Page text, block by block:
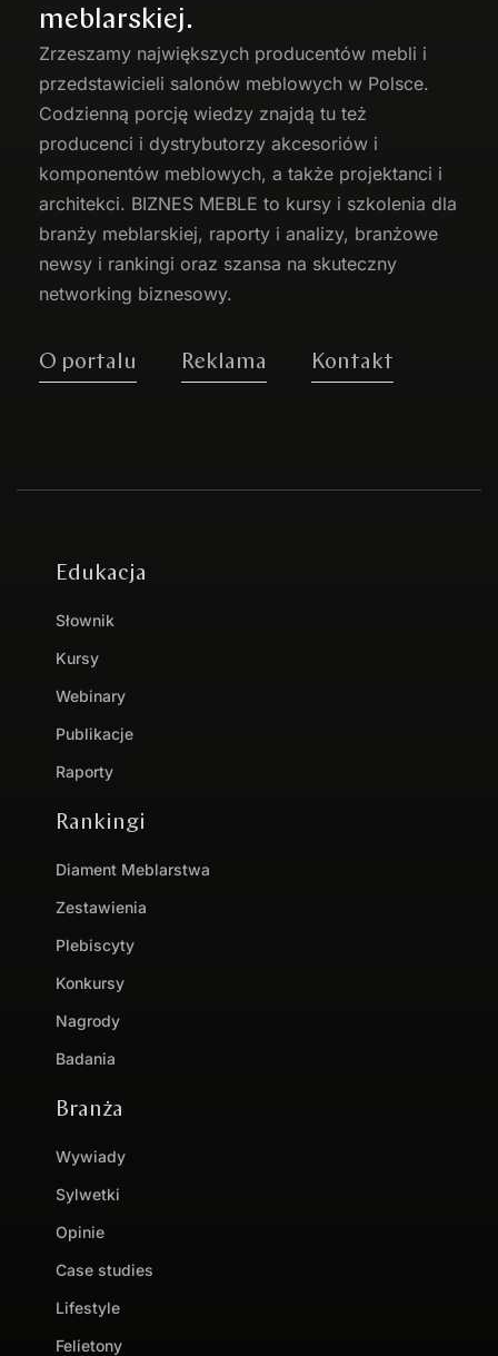
meblarskiej.
Zrzeszamy największych producentów mebli i
przedstawicieli salonów meblowych w Polsce.
Codzienną porcję wiedzy znajdą tu też
producenci i dystrybutorzy akcesoriów i
komponentów meblowych, a także projektanci i
architekci. BIZNES MEBLE to kursy i szkolenia dla
branży meblarskiej, raporty i analizy, branżowe
newsy i rankingi oraz szansa na skuteczny
networking biznesowy.
O portalu Reklama Kontakt
Edukacja
Słownik
Kursy
Webinary
Publikacje
Raporty
Rankingi
Diament Meblarstwa
Zestawienia
Plebiscyty
Konkursy
Nagrody
Badania
Branża
Wywiady
Sylwetki
Opinie
Case studies
Lifestyle
Felietony